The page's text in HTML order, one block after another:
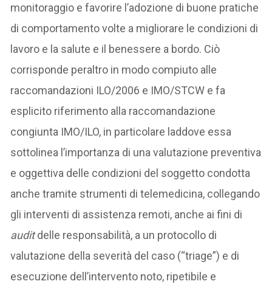
monitoraggio e favorire l’adozione di buone pratiche
di comportamento volte a migliorare le condizioni di
lavoro e la salute e il benessere a bordo. Ciò
corrisponde peraltro in modo compiuto alle
raccomandazioni ILO/2006 e IMO/STCW e fa
esplicito riferimento alla raccomandazione
congiunta IMO/ILO, in particolare laddove essa
sottolinea l’importanza di una valutazione preventiva
e oggettiva delle condizioni del soggetto condotta
anche tramite strumenti di telemedicina, collegando
gli interventi di assistenza remoti, anche ai fini di
auditdelle responsabilità, a un protocollo di
valutazione della severità del caso (“triage”) e di
esecuzione dell’intervento noto, ripetibile e